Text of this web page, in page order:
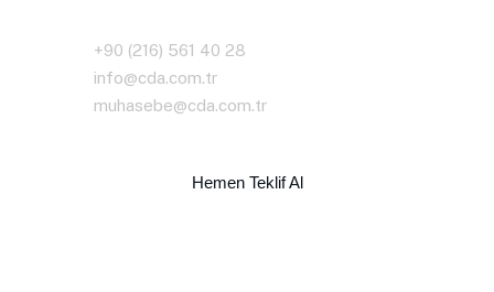
+90 (216) 561 40 28
info@cda.com.tr
muhasebe@cda.com.tr